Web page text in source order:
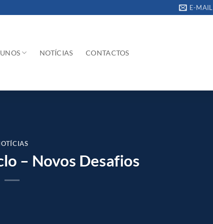
E-MAIL
NOTÍCIAS CONTACTOS
– Novos Desafios